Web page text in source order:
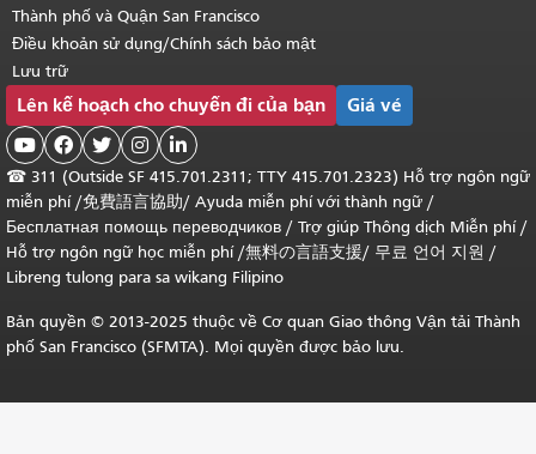
Thành phố và Quận San Francisco
Điều khoản sử dụng/Chính sách bảo mật
Lưu trữ
Lên kế hoạch cho chuyến đi của bạn Giá vé
    
☎ 311 (Outside SF 415.701.2311; TTY 415.701.2323) Hỗ trợ ngôn ngữ
miễn phí /免費語言協助/ Ayuda miễn phí với thành ngữ /
Бесплатная помощь переводчиков / Trợ giúp Thông dịch Miễn phí/
Hỗ trợ ngôn ngữ học miễn phí/無料の言語支援/ 무료 언어 지원 /
Libreng tulong para sa wikang Filipino
Bản quyền © 2013-2025 thuộc về Cơ quan Giao thông Vận tải Thành
phố San Francisco (SFMTA). Mọi quyền được bảo lưu.